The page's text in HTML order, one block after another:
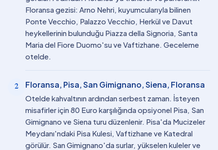
Floransa gezisi: Arno Nehri, kuyumcularıyla bilinen
Ponte Vecchio, Palazzo Vecchio, Herkül ve Davut
heykellerinin bulunduğu Piazza della Signoria, Santa
Maria del Fiore Duomo'su ve Vaftizhane. Geceleme
otelde.
2 Floransa, Pisa, San Gimignano, Siena, Floransa
Otelde kahvaltının ardından serbest zaman. İsteyen
misafirler için 80 Euro karşılığında opsiyonel Pisa, San
Gimignano ve Siena turu düzenlenir. Pisa'da Mucizeler
Meydanı'ndaki Pisa Kulesi, Vaftizhane ve Katedral
görülür. San Gimignano'da surlar, yükselen kuleler ve